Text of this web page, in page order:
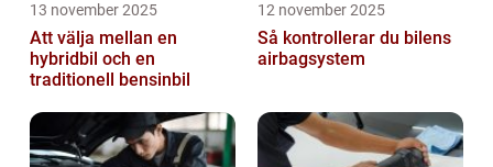
13 november 2025
Att välja mellan en
hybridbil och en
traditionell bensinbil
12 november 2025
Så kontrollerar du bilens
airbagsystem